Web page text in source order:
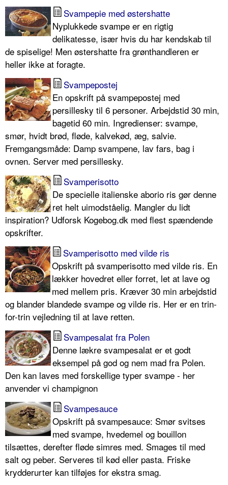
Svampepie med østershatte
Nyplukkede svampe er en rigtig
delikatesse, især hvis du har kendskab til
de spiselige! Men østershatte fra grønthandleren er
heller ikke at foragte.
Svampepostej
En opskrift på svampepostej med
persillesky til 6 personer. Arbejdstid 30 min,
bagetid 60 min. Ingredienser: svampe,
smør, hvidt brød, fløde, kalvekød, æg, salvie.
Fremgangsmåde: Damp svampene, lav fars, bag i
ovnen. Server med persillesky.
Svamperisotto
De specielle italienske aborio ris gør denne
ret helt uimodståelig. Mangler du lidt
inspiration? Udforsk Kogebog.dk med flest spændende
opskrifter.
Svamperisotto med vilde ris
Opskrift på svamperisotto med vilde ris. En
lækker hovedret eller forret, let at lave og
med mellem pris. Kræver 30 min arbejdstid
og blander blandede svampe og vilde ris. Her er en trin-
for-trin vejledning til at lave retten.
Svampesalat fra Polen
Denne lækre svampesalat er et godt
eksempel på god og nem mad fra Polen.
Den kan laves med forskellige typer svampe - her
anvender vi champignon
Svampesauce
Opskrift på svampesauce: Smør svitses
med svampe, hvedemel og bouillon
tilsættes, derefter fløde simres med. Smages til med
salt og peber. Serveres til kød eller pasta. Friske
krydderurter kan tilføjes for ekstra smag.